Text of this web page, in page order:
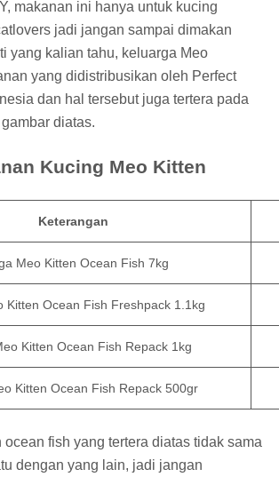
makanan ini hanya untuk kucing
jadi jangan sampai dimakan
yang kalian tahu, keluarga Meo
yang didistribusikan oleh Perfect
dan hal tersebut juga tertera pada
diatas.
Kucing Meo Kitten
Keterangan
Meo Kitten Ocean Fish 7kg
Kitten Ocean Fish Freshpack 1.1kg
Kitten Ocean Fish Repack 1kg
Kitten Ocean Fish Repack 500gr
ocean fish yang tertera diatas tidak sama
dengan yang lain, jadi jangan